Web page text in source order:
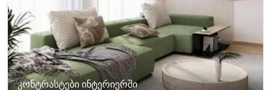
კონტრასტები ინტერიერში